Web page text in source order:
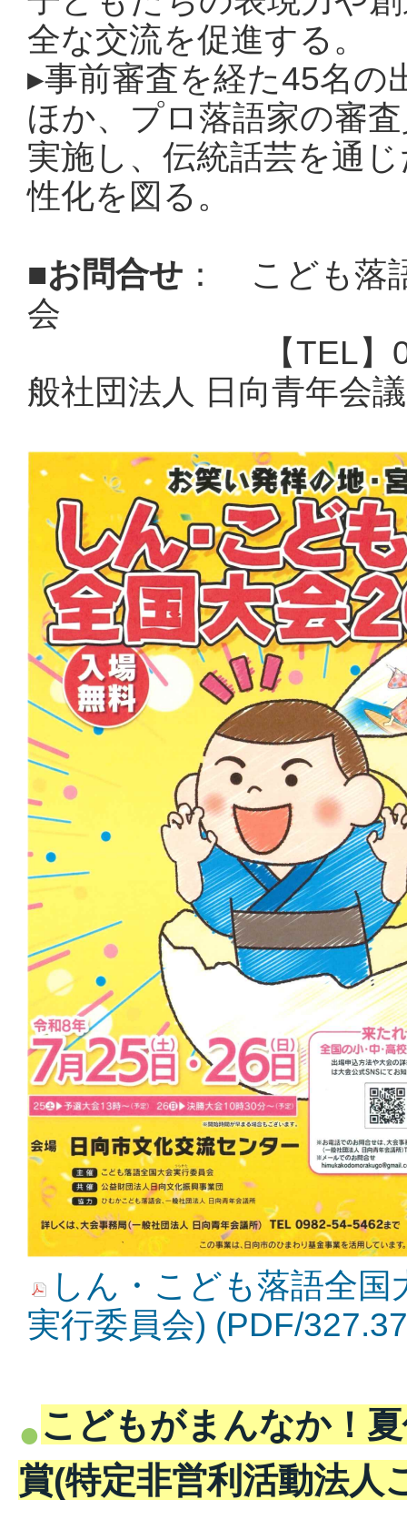
全な交流を促進する。
▸事前審査を経た45名の
ほか、プロ落語家の審
実施し、伝統話芸を通
性化を図る。
■お問合せ ： こども落
会
【TEL】0982-
般社団法人 日向青年会
しん・こども落語全
実行委員会) (PDF/
こどもがまんなか！
賞(特定非営利活動法人